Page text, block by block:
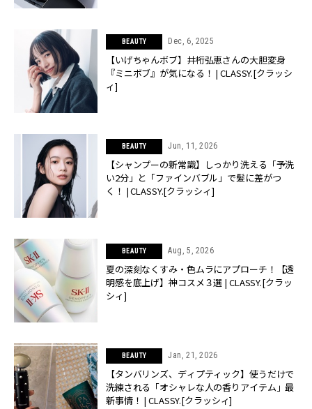
BEAUTY Dec, 6, 2025
【いげちゃんボブ】井桁弘恵さんの大胆変身
『ミニボブ』が気になる！ | CLASSY.[クラッシ
ィ]
BEAUTY Jun, 11, 2026
【シャンプーの新常識】しっかり洗える「予洗
い2分」と「ファインバブル」で髪に差がつ
く！ | CLASSY.[クラッシィ]
BEAUTY Aug, 5, 2026
夏の深刻なくすみ・色ムラにアプローチ！【透
明感を底上げ】神コスメ３選 | CLASSY.[クラッ
シィ]
BEAUTY Jan, 21, 2026
【タンバリンズ、ディプティック】使うだけで
洗練される「オシャレな人の香りアイテム」最
新事情！ | CLASSY.[クラッシィ]